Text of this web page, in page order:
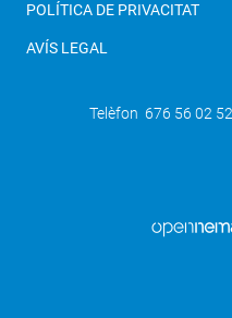
POLÍTICA DE PRIVACITAT
AVÍS LEGAL
Telèfon 676 56 02